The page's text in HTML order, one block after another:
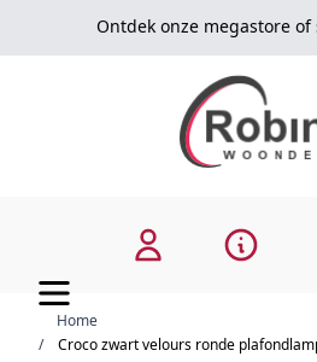
Ga naar de inhoudOntdek onze megastore of
Home
/
Croco zwart velours ronde